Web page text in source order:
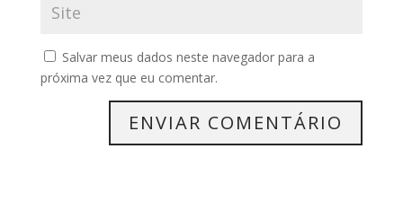
Salvar meus dados neste navegador para a
próxima vez que eu comentar.